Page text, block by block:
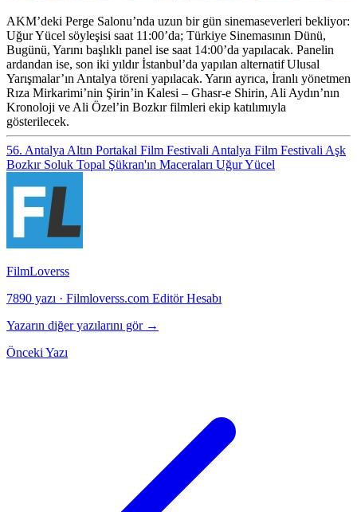
AKM’deki Perge Salonu’nda uzun bir gün sinemaseverleri bekliyor:
Uğur Yücel söyleşisi saat 11:00’da; Türkiye Sinemasının Dünü,
Bugünü, Yarını başlıklı panel ise saat 14:00’da yapılacak. Panelin
ardandan ise, son iki yıldır İstanbul’da yapılan alternatif Ulusal
Yarışmalar’ın Antalya töreni yapılacak. Yarın ayrıca, İranlı yönetmen
Rıza Mirkarimi’nin Şirin’in Kalesi – Ghasr-e Shirin, Ali Aydın’nın
Kronoloji ve Ali Özel’in Bozkırfilmleri ekip katılımıyla
gösterilecek.
56. Antalya Altın Portakal Film Festivali Antalya Film Festivali Aşk
Bozkır Soluk Topal Şükran'ın Maceraları Uğur Yücel
FilmLoverss
7890 yazı · Filmloverss.com Editör Hesabı
Yazarın diğer yazılarını gör →
Önceki Yazı